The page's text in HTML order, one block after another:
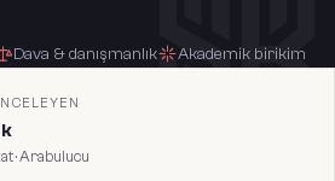
Dava & danışmanlık Akademik birikim
· Arabulucu